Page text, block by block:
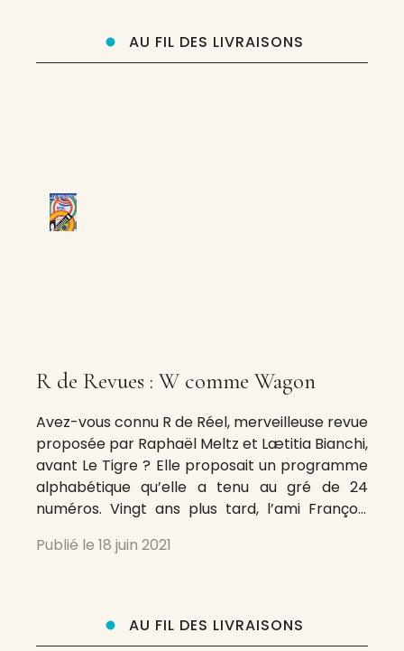
AU FIL DES LIVRAISONS
R de Revues : W comme Wagon
Avez-vous connu R de Réel, merveilleuse revue
proposée par Raphaël Meltz et Lætitia Bianchi,
avant Le Tigre ? Elle proposait un programme
alphabétique qu’elle a tenu au gré de 24
numéros. Vingt ans plus tard, l’ami François
appliqué aux revues dont il extraira, dans les
Publié le 18 juin 2021
AU FIL DES LIVRAISONS